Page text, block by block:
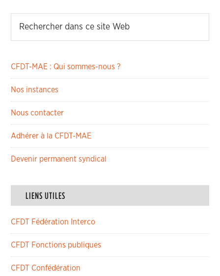
CFDT-MAE : Qui sommes-nous ?
Nos instances
Nous contacter
Adhérer à la CFDT-MAE
Devenir permanent syndical
LIENS UTILES
CFDT Fédération Interco
CFDT Fonctions publiques
CFDT Confédération